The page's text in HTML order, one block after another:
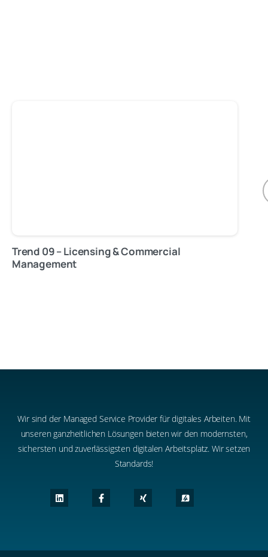
Trend 09 – Licensing & Commercial
Management
Wir sind der Managed Service Provider für digitales Arbeiten. Mit
unseren ganzheitlichen Lösungen bieten wir den modernsten,
sichersten und zuverlässigsten digitalen Arbeitsplatz. Wir setzen
Standards!